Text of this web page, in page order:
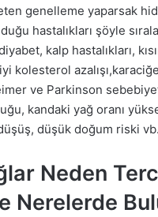
genelleme yaparsak
hastalıkları şöyle
kalp hastalıkları,
kolesterol
ve Parkinson
kandaki yağ oranı
düşük doğum riski vb.
Neden
Nerelerde